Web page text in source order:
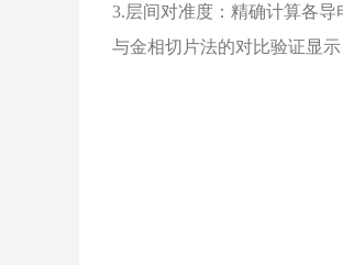
3.层间对准度：精确计算各导
与金相切片法的对比验证显